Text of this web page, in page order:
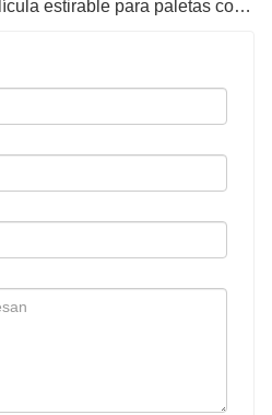
próximo : Envoltura de película estirable para paletas con brazo giratorio, Máquina envolvedora de película para paletas con plataforma giratoria